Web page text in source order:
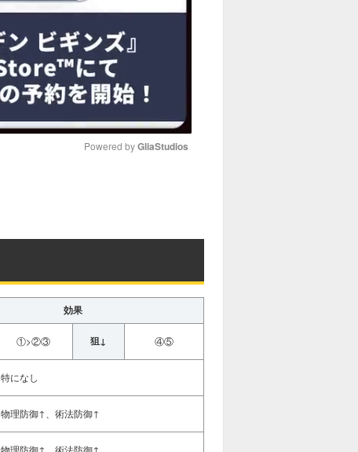
Powered by GliaStudios
効果
①>②③ 狙↓ ④⑤
特になし
物理防御↑、術法防御↑